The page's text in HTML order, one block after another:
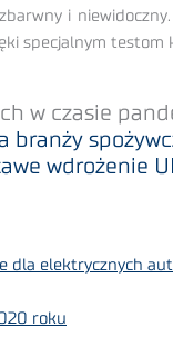
i
specjalnym
w czasie
wdrożenie
dla elektrycznych
roku